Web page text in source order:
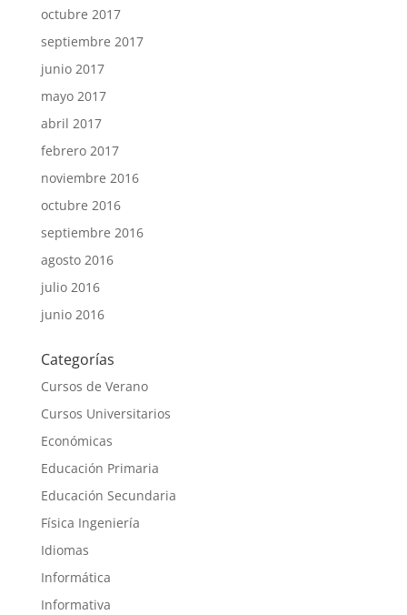
octubre 2017
septiembre 2017
junio 2017
mayo 2017
abril 2017
febrero 2017
noviembre 2016
octubre 2016
septiembre 2016
agosto 2016
julio 2016
junio 2016
Categorías
Cursos de Verano
Cursos Universitarios
Económicas
Educación Primaria
Educación Secundaria
Física Ingeniería
Idiomas
Informática
Informativa